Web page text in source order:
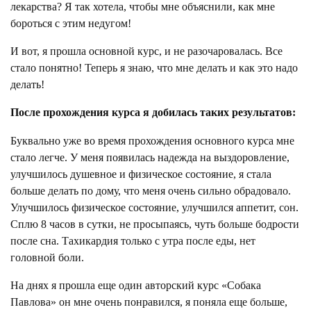
лекарства? Я так хотела, чтобы мне объяснили, как мне
бороться с этим недугом!
И вот, я прошла основной курс, и не разочаровалась. Все
стало понятно! Теперь я знаю, что мне делать и как это надо
делать!
После прохождения курса я добилась таких результатов:
Буквально уже во время прохождения основного курса мне
стало легче. У меня появилась надежда на выздоровление,
улучшилось душевное и физическое состояние, я стала
больше делать по дому, что меня очень сильно обрадовало.
Улучшилось физическое состояние, улучшился аппетит, сон.
Сплю 8 часов в сутки, не просыпаясь, чуть больше бодрости
после сна. Тахикардия только с утра после еды, нет
головной боли.
На днях я прошла еще один авторский курс «Собака
Павлова» он мне очень понравился, я поняла еще больше,